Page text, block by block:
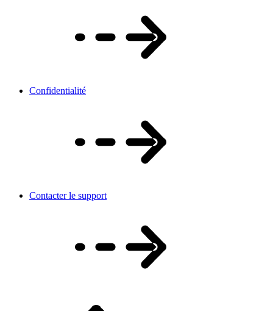
Confidentialité
Contacter le support